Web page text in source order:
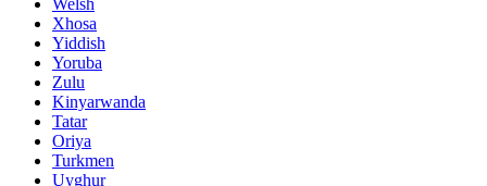
Welsh
Xhosa
Yiddish
Yoruba
Zulu
Kinyarwanda
Tatar
Oriya
Turkmen
Uyghur